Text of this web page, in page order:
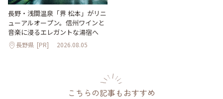
長野・浅間温泉「界 松本」がリニ
ューアルオープン。信州ワインと
音楽に浸るエレガントな湯宿へ
長野県 [PR] 2026.08.05
こちらの記事もおすすめ